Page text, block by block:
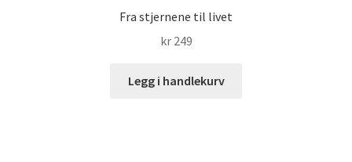
Fra stjernene til livet
kr249
Legg i handlekurv